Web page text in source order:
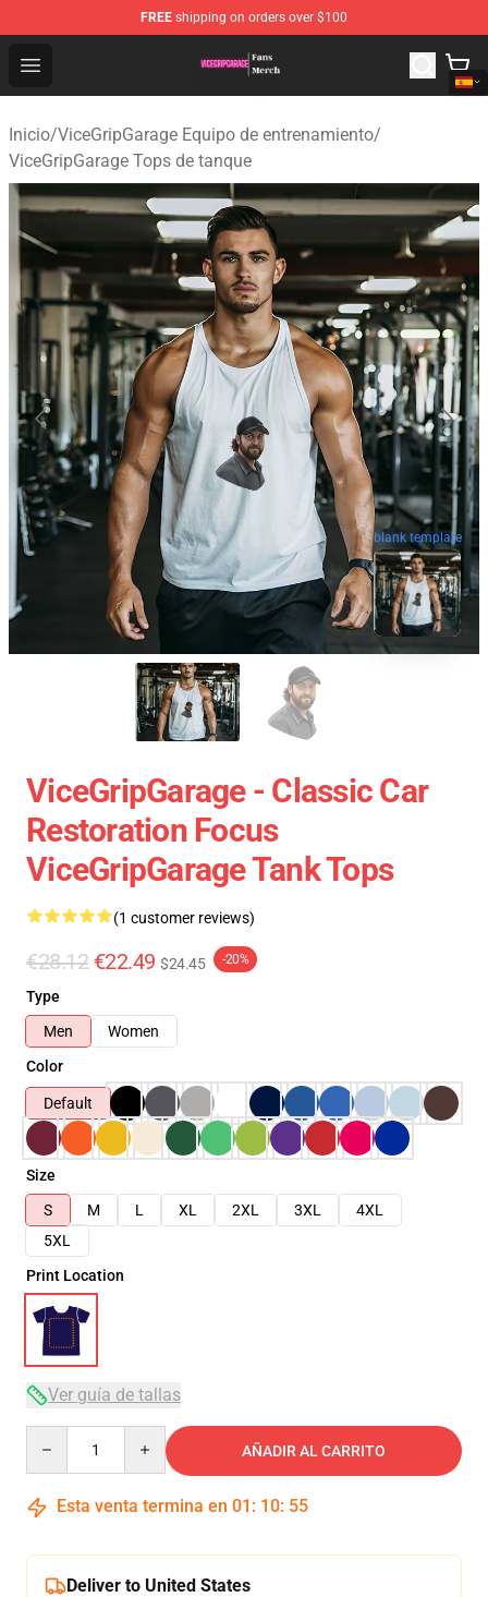
FREE shipping on orders over $100
Open menu
ViceGripGarage Store - Official ViceGripGarage
Inicio/ViceGripGarage Equipo de entrenamiento/
ViceGripGarage Tops de tanque
blank template
ViceGripGarage - Classic Car
Restoration Focus
ViceGripGarage Tank Tops
(1 customer reviews)
€28.12 €22.49 $24.45 -20%
Type
Men
Women
Color
Default
Size
S
M L XL 2XL 3XL
4XL
5XL
Print Location
Ver guía de tallas
AÑADIR AL CARRITO
Esta venta termina en 01 : 10: 54
Deliver to United States